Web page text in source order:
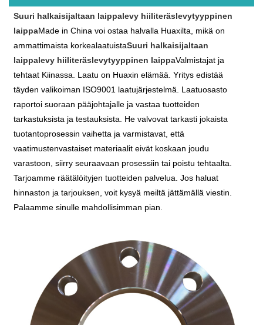
Suuri halkaisijaltaan laippalevy hiiliteräslevytyyppinen
laippaMade in China voi ostaa halvalla Huaxilta, mikä on
ammattimaista korkealaatuistaSuuri halkaisijaltaan
laippalevy hiiliteräslevytyyppinen laippaValmistajat ja
tehtaat Kiinassa. Laatu on Huaxin elämää. Yritys edistää
täyden valikoiman ISO9001 laatujärjestelmä. Laatuosasto
raportoi suoraan pääjohtajalle ja vastaa tuotteiden
tarkastuksista ja testauksista. He valvovat tarkasti jokaista
tuotantoprosessin vaihetta ja varmistavat, että
vaatimustenvastaiset materiaalit eivät koskaan joudu
varastoon, siirry seuraavaan prosessiin tai poistu tehtaalta.
Tarjoamme räätälöityjen tuotteiden palvelua. Jos haluat
hinnaston ja tarjouksen, voit kysyä meiltä jättämällä viestin.
Palaamme sinulle mahdollisimman pian.